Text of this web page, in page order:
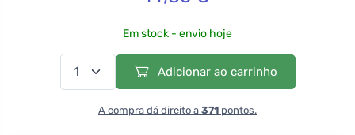
Em stock - envio hoje
Adicionar ao carrinho
A compra dá direito a 371 pontos.